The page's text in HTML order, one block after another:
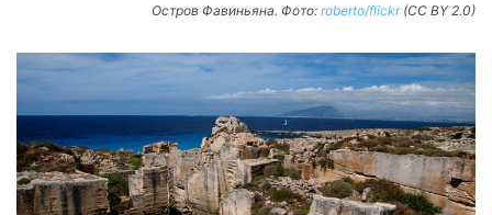
Остров Фавиньяна. Фото: roberto/flickr(CC BY 2.0)